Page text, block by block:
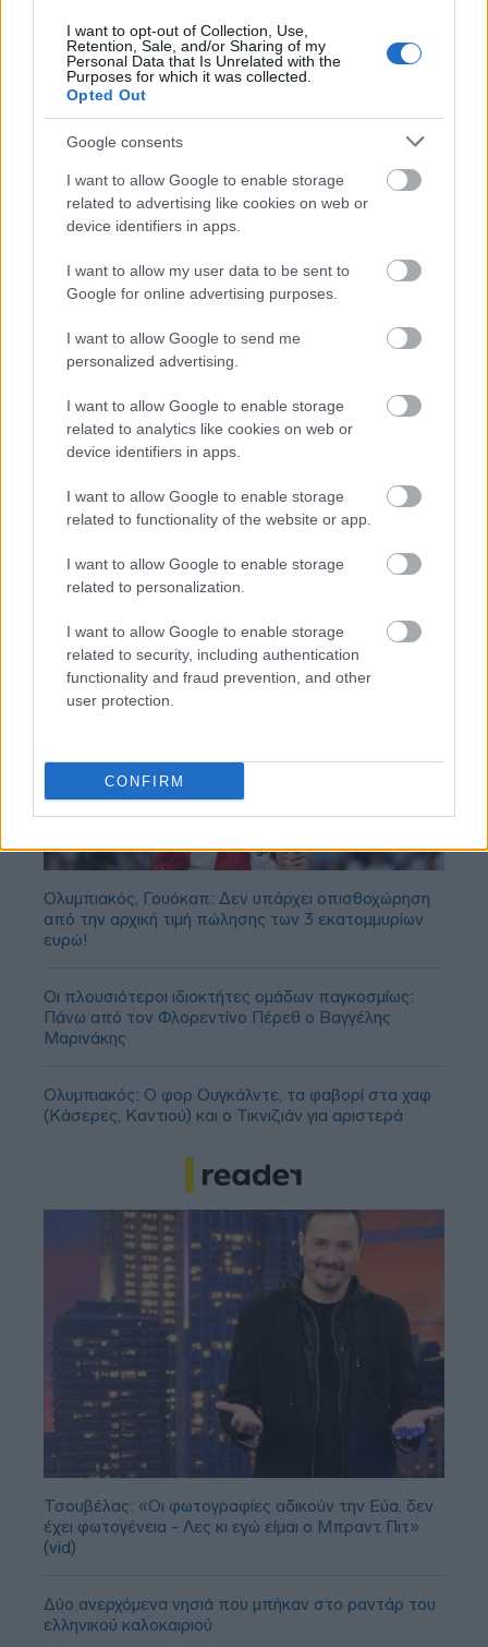
I want to opt-out of Collection, Use,
Retention, Sale, and/or Sharing of my
Personal Data that Is Unrelated with the
Purposes for which it was collected.
Opted Out
Google consents
I want to allow Google to enable storage
related to advertising like cookies on web or
device identifiers in apps.
I want to allow my user data to be sent to
Google for online advertising purposes.
I want to allow Google to send me
personalized advertising.
I want to allow Google to enable storage
related to analytics like cookies on web or
device identifiers in apps.
I want to allow Google to enable storage
related to functionality of the website or app.
I want to allow Google to enable storage
related to personalization.
I want to allow Google to enable storage
related to security, including authentication
functionality and fraud prevention, and other
user protection.
CONFIRM
προβλέπεται να χάσει το 30% του πληθυσμού
της μέχρι το 2070
Ακαθάριστα οικόπεδα: Τι γίνεται όταν ο
ιδιοκτήτης δεν τα καθαρίσει - Πώς κινούνται
δήμοι και ΠΣ, ποιος πληρώνει τον λογαριασμό
Η επίθεση στη Hugging Face σηματοδοτεί την
έναρξη μιας επικίνδυνης εποχής
κυβερνοεπιθέσεων με AI
TAGS: Spotify
BEST OFINTERNET
Ολυμπιακός, Γουόκαπ: Δεν υπάρχει οπισθοχώρηση
από την αρχική τιμή πώλησης των 3 εκατομμυρίων
ευρώ!
Οι πλουσιότεροι ιδιοκτήτες ομάδων παγκοσμίως:
Πάνω από τον Φλορεντίνο Πέρεθ ο Βαγγέλης
Μαρινάκης
Ολυμπιακός: Ο φορ Ουγκάλντε, τα φαβορί στα χαφ
(Κάσερες, Καντιού) και ο Τικνιζιάν για αριστερά
Τσουβέλας: «Οι φωτογραφίες αδικούν την Εύα, δεν
έχει φωτογένεια - Λες κι εγώ είμαι ο Μπραντ Πιτ»
(vid)
Δύο ανερχόμενα νησιά που μπήκαν στο ραντάρ του
ελληνικού καλοκαιριού